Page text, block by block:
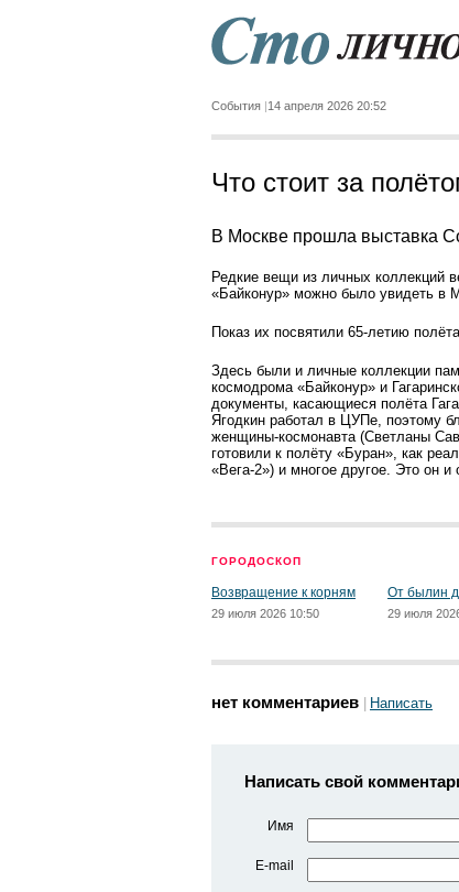
События 14 апреля 2026 20:52
Что стоит за
В Москве прошла выставка
Редкие вещи из личных коллекций
«Байконур» можно было увидеть в
Показ их посвятили 65-летию
Здесь были и личные коллекции
космодрома «Байконур» и
документы, касающиеся полёта
Ягодкин работал в ЦУПе, поэтому
женщины-космонавта (Светланы
готовили к полёту «Буран», как
«Вега-2») и многое другое. Это он
ГОРОДОСКОП
Возвращение к корням
29 июля 2026 10:50
От былин
29 июля
нет комментариев Написать
Написать свой
Имя
E-mail